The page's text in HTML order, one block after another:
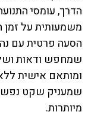
הדרך, עומסי
משמעותית על זמן
הסעה פרטית עם
שמחפש ודאות
ומותאם אישית ללא
שמעניק שקט נפשי
מיותרות.